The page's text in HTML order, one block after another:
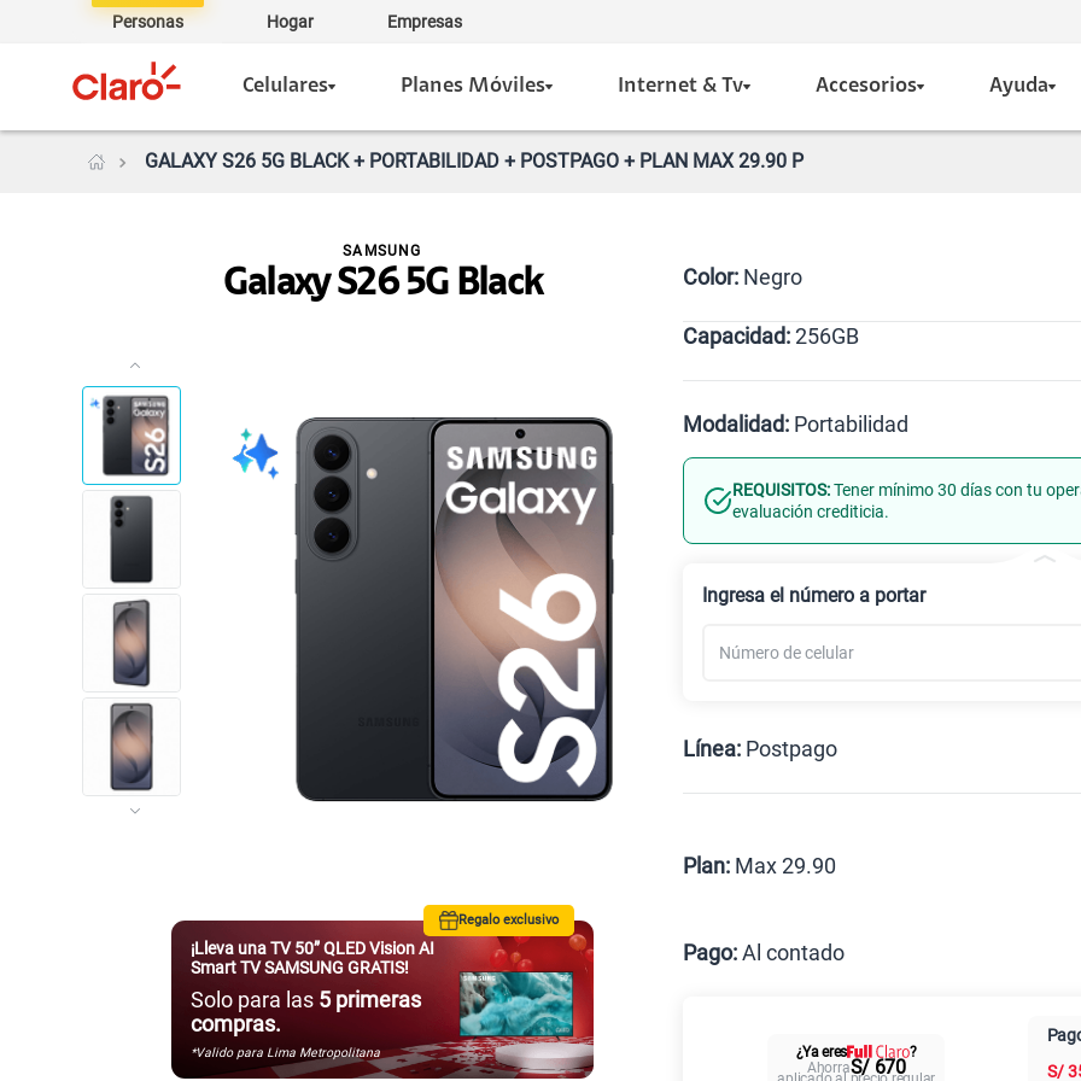
Personas Hogar Empresas
Celulares Planes Móviles Internet & Tv Accesorios Ayuda
GALAXY S26 5G BLACK + PORTABILIDAD + POSTPAGO + PLAN MAX 29.90 P
Galaxy S26 5G Black
SAMSUNG
Regalo exclusivo
¡Lleva una TV 50” QLED Vision AI
Smart TV SAMSUNG GRATIS!
Solo para las 5 primeras
compras.
*Valido para Lima Metropolitana
Color: Negro
Negro
Capacidad:256GB
Modalidad: Portabilidad
Línea Nueva Portabilidad
REQUISITOS:Tener mínimo 30 días con tu
evaluación crediticia.
Ingresa el número a portar
Línea: Postpago
Plan: Max 29.90
Pago:Al contado
Cuotas
¿Ya eres
?
AhorraS/ 670
S/